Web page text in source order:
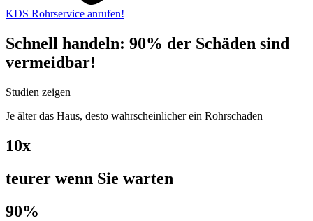
KDS Rohrservice anrufen!
Schnell handeln: 90% der Schäden sind
vermeidbar!
Studien zeigen
Je älter das Haus, desto wahrscheinlicher ein Rohrschaden
10x
teurer wenn Sie warten
90%